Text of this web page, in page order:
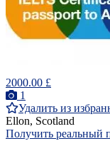
2000.00 £
1
Удалить из
Ellon, Scotland
Получить реальный